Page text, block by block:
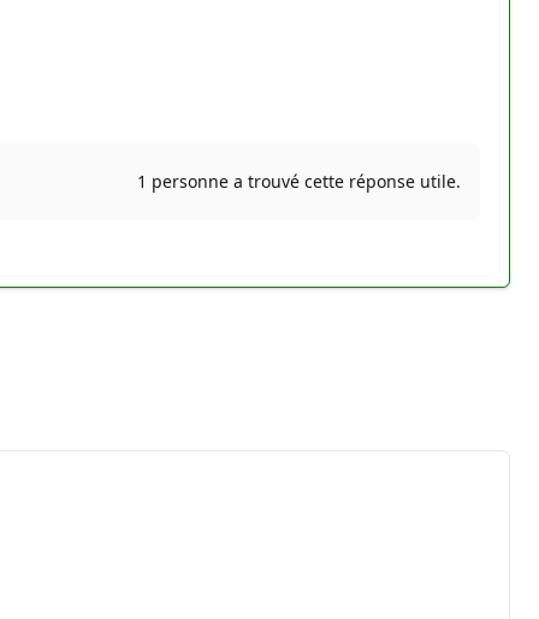
1 personne a trouvé cette réponse utile.